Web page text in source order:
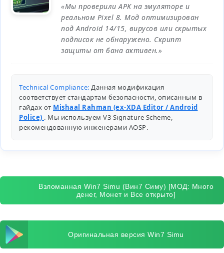
«Мы проверили APK на эмуляторе и
реальном Pixel 8. Мод оптимизирован
под Android 14/15, вирусов или скрытых
подписок не обнаружено. Скрипт
защиты от бана активен.»
Technical Compliance: Данная модификация
соответствует стандартам безопасности, описанным в
гайдах от Mishaal Rahman (ex-XDA Editor / Android
Police) . Мы используем V3 Signature Scheme,
рекомендованную инженерами AOSP.
Взломанная Win7 Simu (Вин7 Симу) [МОД: Много
денег, Монет и Все открыто]
Оригинальная версия Win7 Simu